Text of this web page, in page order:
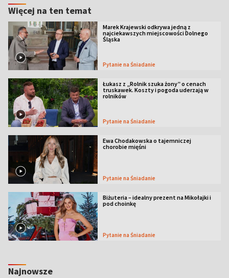
Więcej na ten temat
Marek Krajewski odkrywa jedną z
najciekawszych miejscowości Dolnego
Śląska
Pytanie na Śniadanie
Łukasz z „Rolnik szuka żony” o cenach
truskawek. Koszty i pogoda uderzają w
rolników
Pytanie na Śniadanie
Ewa Chodakowska o tajemniczej
chorobie mięśni
Pytanie na Śniadanie
Biżuteria – idealny prezent na Mikołajki i
pod choinkę
Pytanie na Śniadanie
Najnowsze